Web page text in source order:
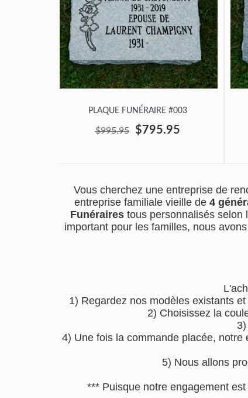
PLAQUE FUNÉRAIRE #003
$995.95 $795.95
Vous cherchez une entreprise de
entreprise familiale vieille de 4
Funérairestous personnalisés selon
important pour les familles, nous
1) Regardez nos modèles existants
2) Choisissez la
4) Une fois la commande placée,
5) Nous allons
*** Puisque notre engagement